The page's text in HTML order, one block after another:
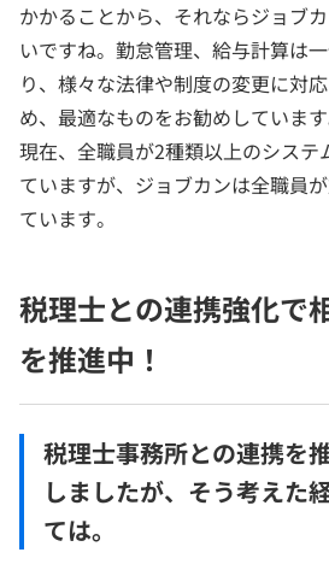
かかることから、それならジョブ
いですね。勤怠管理、給与計算は
り、様々な法律や制度の変更に対
め、最適なものをお勧めしています
現在、全職員が2種類以上のシステ
ていますが、ジョブカンは全職員
ています。
税理士との連携強化で
を推進中！
税理士事務所との連携を
しましたが、そう考えた
ては。